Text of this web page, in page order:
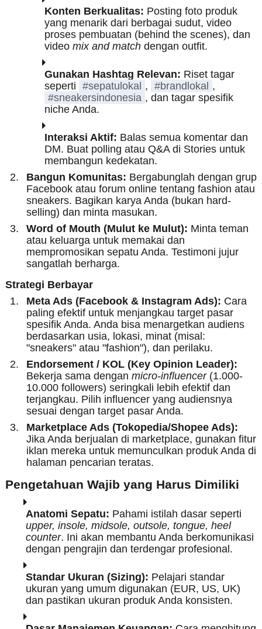
Konten Berkualitas: Posting foto produk
yang menarik dari berbagai sudut, video
proses pembuatan (behind the scenes), dan
video mix and matchdengan outfit.
Gunakan Hashtag Relevan: Riset tagar
seperti #sepatulokal , #brandlokal ,
#sneakersindonesia , dan tagar spesifik
niche Anda.
Interaksi Aktif: Balas semua komentar dan
DM. Buat polling atau Q&A di Stories untuk
membangun kedekatan.
Bangun Komunitas: Bergabunglah dengan grup
Facebook atau forum online tentang fashion atau
sneakers. Bagikan karya Anda (bukan hard-
selling) dan minta masukan.
Word of Mouth (Mulut ke Mulut): Minta teman
atau keluarga untuk memakai dan
mempromosikan sepatu Anda. Testimoni jujur
sangatlah berharga.
Strategi Berbayar
Meta Ads (Facebook & Instagram Ads): Cara
paling efektif untuk menjangkau target pasar
spesifik Anda. Anda bisa menargetkan audiens
berdasarkan usia, lokasi, minat (misal:
"sneakers" atau "fashion"), dan perilaku.
Endorsement / KOL (Key Opinion Leader):
Bekerja sama dengan micro-influencer(1.000-
10.000 followers) seringkali lebih efektif dan
terjangkau. Pilih influencer yang audiensnya
sesuai dengan target pasar Anda.
Marketplace Ads (Tokopedia/Shopee Ads):
Jika Anda berjualan di marketplace, gunakan fitur
iklan mereka untuk memunculkan produk Anda di
halaman pencarian teratas.
Pengetahuan Wajib yang Harus Dimiliki
Anatomi Sepatu: Pahami istilah dasar seperti
upper, insole, midsole, outsole, tongue, heel
counter. Ini akan membantu Anda berkomunikasi
dengan pengrajin dan terdengar profesional.
Standar Ukuran (Sizing): Pelajari standar
ukuran yang umum digunakan (EUR, US, UK)
dan pastikan ukuran produk Anda konsisten.